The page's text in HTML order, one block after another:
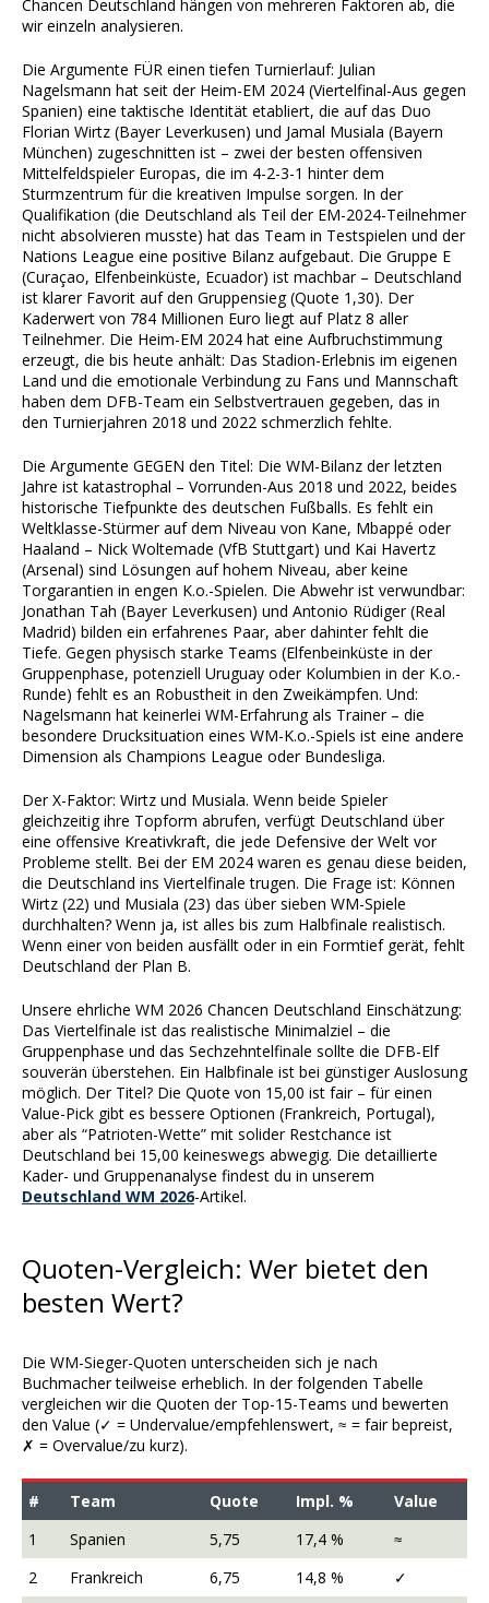
Chancen Deutschland hängen von mehreren Faktoren ab, die
wir einzeln analysieren.
Die Argumente FÜR einen tiefen Turnierlauf: Julian
Nagelsmann hat seit der Heim-EM 2024 (Viertelfinal-Aus gegen
Spanien) eine taktische Identität etabliert, die auf das Duo
Florian Wirtz (Bayer Leverkusen) und Jamal Musiala (Bayern
München) zugeschnitten ist – zwei der besten offensiven
Mittelfeldspieler Europas, die im 4-2-3-1 hinter dem
Sturmzentrum für die kreativen Impulse sorgen. In der
Qualifikation (die Deutschland als Teil der EM-2024-Teilnehmer
nicht absolvieren musste) hat das Team in Testspielen und der
Nations League eine positive Bilanz aufgebaut. Die Gruppe E
(Curaçao, Elfenbeinküste, Ecuador) ist machbar – Deutschland
ist klarer Favorit auf den Gruppensieg (Quote 1,30). Der
Kaderwert von 784 Millionen Euro liegt auf Platz 8 aller
Teilnehmer. Die Heim-EM 2024 hat eine Aufbruchstimmung
erzeugt, die bis heute anhält: Das Stadion-Erlebnis im eigenen
Land und die emotionale Verbindung zu Fans und Mannschaft
haben dem DFB-Team ein Selbstvertrauen gegeben, das in
den Turnierjahren 2018 und 2022 schmerzlich fehlte.
Die Argumente GEGEN den Titel: Die WM-Bilanz der letzten
Jahre ist katastrophal – Vorrunden-Aus 2018 und 2022, beides
historische Tiefpunkte des deutschen Fußballs. Es fehlt ein
Weltklasse-Stürmer auf dem Niveau von Kane, Mbappé oder
Haaland – Nick Woltemade (VfB Stuttgart) und Kai Havertz
(Arsenal) sind Lösungen auf hohem Niveau, aber keine
Torgarantien in engen K.o.-Spielen. Die Abwehr ist verwundbar:
Jonathan Tah (Bayer Leverkusen) und Antonio Rüdiger (Real
Madrid) bilden ein erfahrenes Paar, aber dahinter fehlt die
Tiefe. Gegen physisch starke Teams (Elfenbeinküste in der
Gruppenphase, potenziell Uruguay oder Kolumbien in der K.o.-
Runde) fehlt es an Robustheit in den Zweikämpfen. Und:
Nagelsmann hat keinerlei WM-Erfahrung als Trainer – die
besondere Drucksituation eines WM-K.o.-Spiels ist eine andere
Dimension als Champions League oder Bundesliga.
Der X-Faktor: Wirtz und Musiala. Wenn beide Spieler
gleichzeitig ihre Topform abrufen, verfügt Deutschland über
eine offensive Kreativkraft, die jede Defensive der Welt vor
Probleme stellt. Bei der EM 2024 waren es genau diese beiden,
die Deutschland ins Viertelfinale trugen. Die Frage ist: Können
Wirtz (22) und Musiala (23) das über sieben WM-Spiele
durchhalten? Wenn ja, ist alles bis zum Halbfinale realistisch.
Wenn einer von beiden ausfällt oder in ein Formtief gerät, fehlt
Deutschland der Plan B.
Unsere ehrliche WM 2026 Chancen Deutschland Einschätzung:
Das Viertelfinale ist das realistische Minimalziel – die
Gruppenphase und das Sechzehntelfinale sollte die DFB-Elf
souverän überstehen. Ein Halbfinale ist bei günstiger Auslosung
möglich. Der Titel? Die Quote von 15,00 ist fair – für einen
Value-Pick gibt es bessere Optionen (Frankreich, Portugal),
aber als “Patrioten-Wette” mit solider Restchance ist
Deutschland bei 15,00 keineswegs abwegig. Die detaillierte
Kader- und Gruppenanalyse findest du in unserem
Deutschland WM 2026-Artikel.
Quoten-Vergleich: Wer bietet den
besten Wert?
Die WM-Sieger-Quoten unterscheiden sich je nach
Buchmacher teilweise erheblich. In der folgenden Tabelle
vergleichen wir die Quoten der Top-15-Teams und bewerten
den Value (✓ = Undervalue/empfehlenswert, ≈ = fair bepreist,
✗ = Overvalue/zu kurz).
# Team Quote Impl. %
Value
1
Spanien 5,75 17,4 %
≈
2
Frankreich 6,75 14,8 %
✓